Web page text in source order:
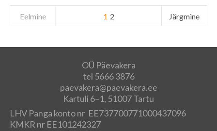
Eelmine 1 2 Järgmine
OÜ Päevakera
tel 5666 3876
paevakera@paevakera.ee
Kartuli 6–1, 51007 Tartu
LHV Panga konto nr EE737700771000437096
KMKR nr EE101242327